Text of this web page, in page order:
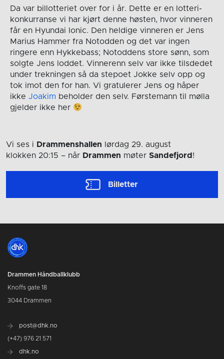
Da var billotteriet over for i år. Dette er en lotteri-
konkurranse vi har kjørt denne høsten, hvor vinneren
får en Hyundai Ionic. Den heldige vinneren er Jens
Marius Hammer fra Notodden og det var ingen
ringere enn Hykkebass; Notoddens store sønn, som
solgte Jens loddet. Vinnerenn selv var ikke tilsdedet
under trekningen så da stepoet Jokke selv opp og
tok imot den for han. Vi gratulerer Jens og håper
ikke Joakim beholder den selv. Førstemann til mølla
gjelder ikke her
Vi ses i Drammenshallen lørdag 29. august
klokken 20:15 – når Drammen møter Sandefjord!
Billetter
Drammen Håndballklubb
Knoffs gate 18
3044 Drammen
post@dhk.no
(+47) 976 21 571
dhk.no